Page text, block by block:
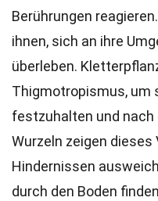
Berührungen
ihnen, sich an ihre
überleben.
Thigmotropismus, um
festzuhalten und nach
Wurzeln zeigen dieses
Hindernissen
durch den Boden